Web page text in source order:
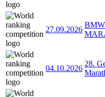
27.09.2026
04.10.2026
28.